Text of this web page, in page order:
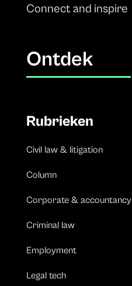
Connect and inspire
Ontdek
Rubrieken
Civil law & litigation
Column
Corporate & accountancy
Criminal law
Employment
Legal tech